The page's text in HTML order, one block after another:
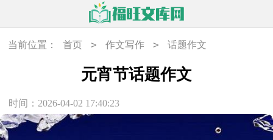
当前位置： 首页 > 作文写作 > 话题作文
元宵节话题作文
时间：2026-04-02 17:40:23